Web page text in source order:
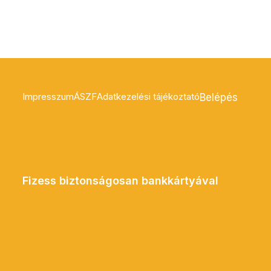
ImpresszumÁSZFAdatkezelési tájékoztatóBelépés
Fizess biztonságosan bankkártyával